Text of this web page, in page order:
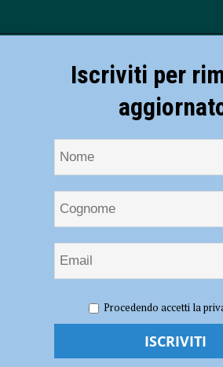
terme di Salsomaggiore
Iscriviti per
Procedendo accetti la